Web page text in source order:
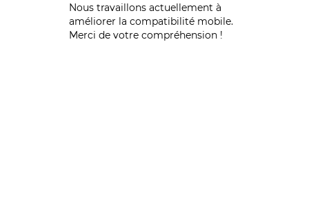
Nous travaillons actuellement à
améliorer la compatibilité mobile.
Merci de votre compréhension !